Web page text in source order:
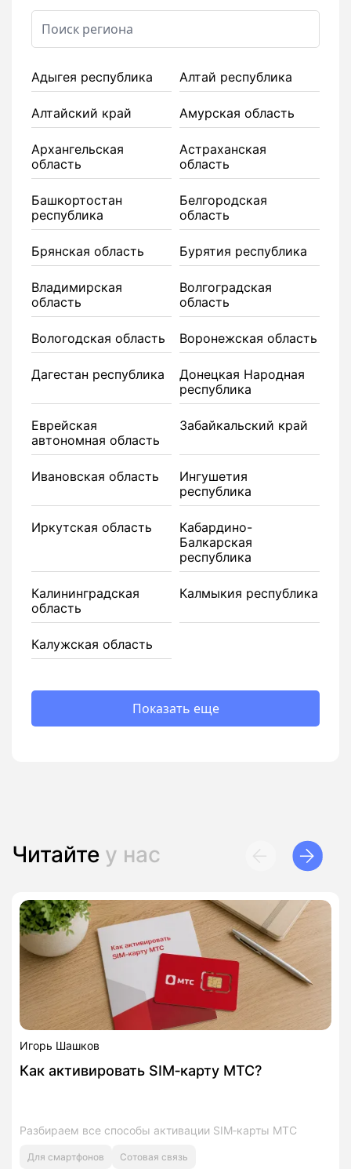
Адыгея республика Алтай республика
Алтайский край Амурская область
Архангельская
область
Астраханская
область
Башкортостан
республика
Белгородская
область
Брянская область Бурятия республика
Владимирская
область
Волгоградская
область
Вологодская область Воронежская область
Дагестан республика
Донецкая Народная
республика
Еврейская
автономная область
Забайкальский край
Ивановская область
Ингушетия
республика
Иркутская область
Кабардино-
Балкарская
республика
Калининградская
область
Калмыкия республика
Калужская область
Показать еще
Читайте у нас
Игорь Шашков
Как активировать SIM‑карту МТС?
Разбираем все способы активации SIM‑карты МТС
Для смартфонов Сотовая связь